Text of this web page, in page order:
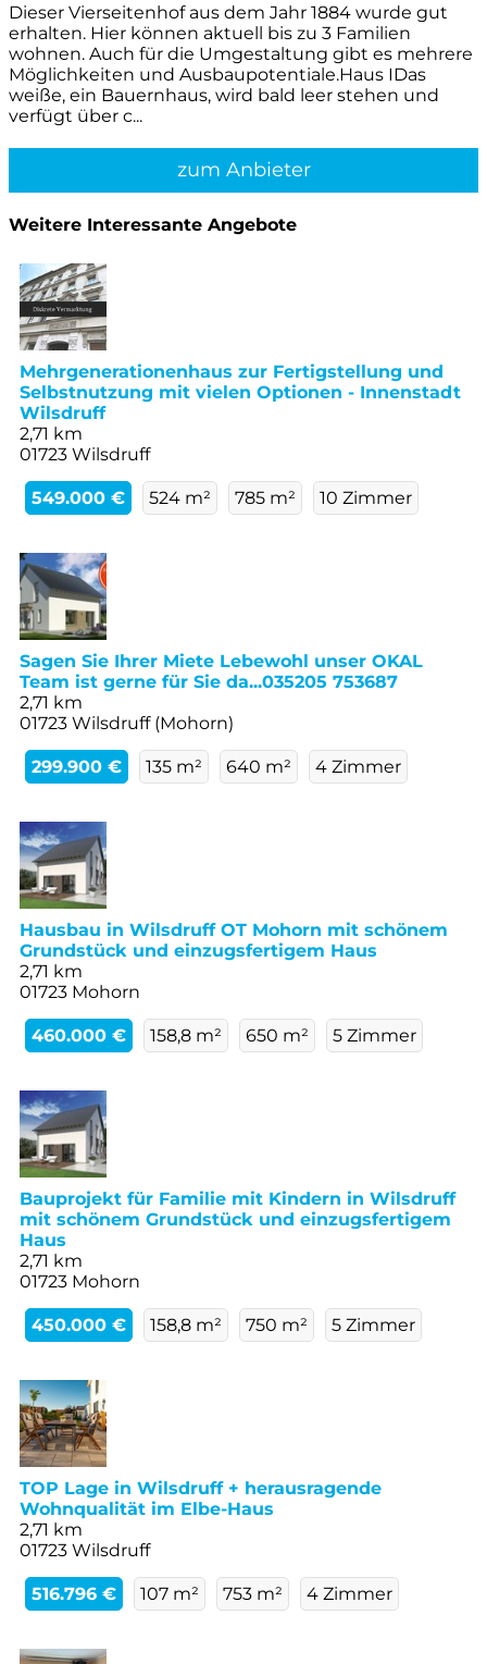
Dieser Vierseitenhof aus dem Jahr 1884 wurde gut
erhalten. Hier können aktuell bis zu 3 Familien
wohnen. Auch für die Umgestaltung gibt es mehrere
Möglichkeiten und Ausbaupotentiale.Haus IDas
weiße, ein Bauernhaus, wird bald leer stehen und
verfügt über c...
zum Anbieter
Weitere Interessante Angebote
Mehrgenerationenhaus zur Fertigstellung und
Selbstnutzung mit vielen Optionen - Innenstadt
Wilsdruff
2,71 km
01723 Wilsdruff
549.000 € 524 m² 785 m² 10 Zimmer
Sagen Sie Ihrer Miete Lebewohl unser OKAL
Team ist gerne für Sie da...035205 753687
2,71 km
01723 Wilsdruff (Mohorn)
299.900 € 135 m² 640 m² 4 Zimmer
Hausbau in Wilsdruff OT Mohorn mit schönem
Grundstück und einzugsfertigem Haus
2,71 km
01723 Mohorn
460.000 € 158,8 m² 650 m² 5 Zimmer
Bauprojekt für Familie mit Kindern in Wilsdruff
mit schönem Grundstück und einzugsfertigem
Haus
2,71 km
01723 Mohorn
450.000 € 158,8 m² 750 m² 5 Zimmer
TOP Lage in Wilsdruff + herausragende
Wohnqualität im Elbe-Haus
2,71 km
01723 Wilsdruff
516.796 € 107 m² 753 m² 4 Zimmer